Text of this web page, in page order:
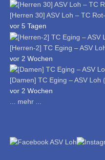
[Herren 30] ASV Loh – TC
vor 5 Tagen
[Herren-2] TC Eging – ASV
vor 2 Wochen
[Damen] TC Eging – ASV Loh
vor 2 Wochen
... mehr ...